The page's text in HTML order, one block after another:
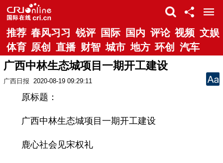
推荐 春风习习 锐评 国际 国内 评论 视频 文娱
体育 原创 直播 财智 城市 地方 环创 汽车
广西中林生态城项目一期开工建设
广西日报 2020-08-19 09:29:11
原标题：
广西中林生态城项目一期开工建设
鹿心社会见宋权礼